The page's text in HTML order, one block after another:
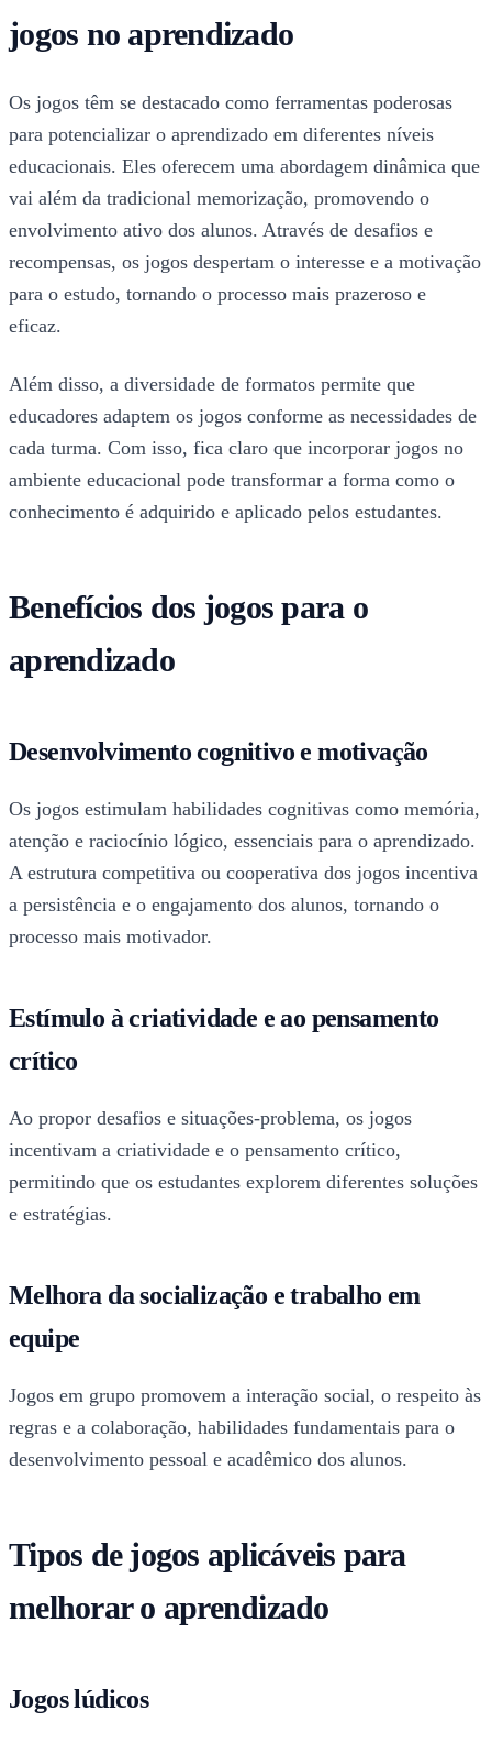
jogos no aprendizado
Os jogos têm se destacado como ferramentas poderosas
para potencializar o aprendizado em diferentes níveis
educacionais. Eles oferecem uma abordagem dinâmica que
vai além da tradicional memorização, promovendo o
envolvimento ativo dos alunos. Através de desafios e
recompensas, os jogos despertam o interesse e a motivação
para o estudo, tornando o processo mais prazeroso e
eficaz.
Além disso, a diversidade de formatos permite que
educadores adaptem os jogos conforme as necessidades de
cada turma. Com isso, fica claro que incorporar jogos no
ambiente educacional pode transformar a forma como o
conhecimento é adquirido e aplicado pelos estudantes.
Benefícios dos jogos para o
aprendizado
Desenvolvimento cognitivo e motivação
Os jogos estimulam habilidades cognitivas como memória,
atenção e raciocínio lógico, essenciais para o aprendizado.
A estrutura competitiva ou cooperativa dos jogos incentiva
a persistência e o engajamento dos alunos, tornando o
processo mais motivador.
Estímulo à criatividade e ao pensamento
crítico
Ao propor desafios e situações-problema, os jogos
incentivam a criatividade e o pensamento crítico,
permitindo que os estudantes explorem diferentes soluções
e estratégias.
Melhora da socialização e trabalho em
equipe
Jogos em grupo promovem a interação social, o respeito às
regras e a colaboração, habilidades fundamentais para o
desenvolvimento pessoal e acadêmico dos alunos.
Tipos de jogos aplicáveis para
melhorar o aprendizado
Jogos lúdicos